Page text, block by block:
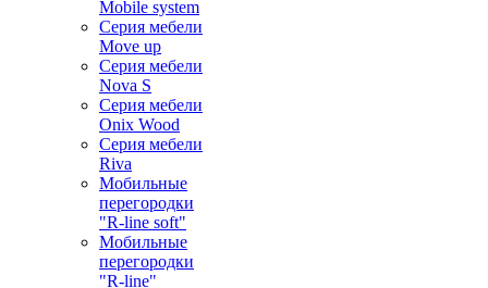
Mobile system
Серия мебели
Move up
Серия мебели
Nova S
Серия мебели
Onix Wood
Серия мебели
Riva
Мобильные
перегородки
"R-line soft"
Мобильные
перегородки
"R-line"